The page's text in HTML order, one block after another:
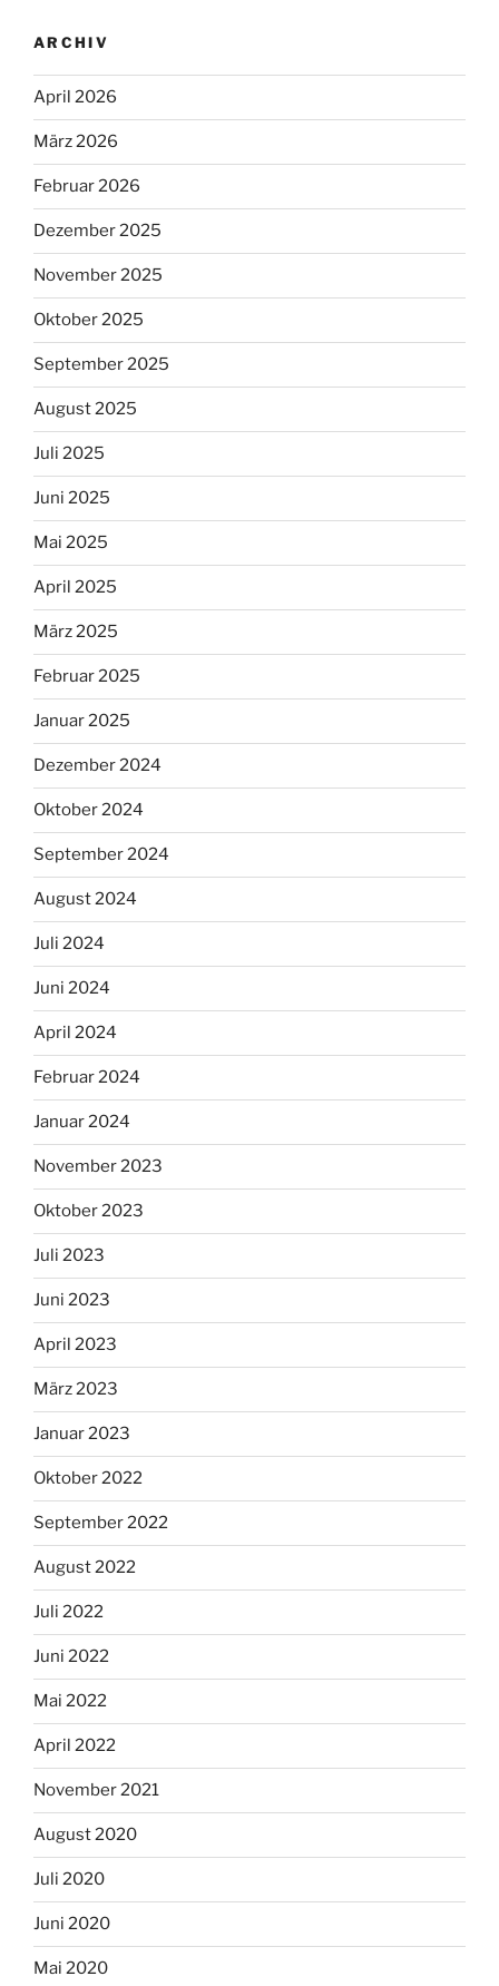
ARCHIV
April 2026
März 2026
Februar 2026
Dezember 2025
November 2025
Oktober 2025
September 2025
August 2025
Juli 2025
Juni 2025
Mai 2025
April 2025
März 2025
Februar 2025
Januar 2025
Dezember 2024
Oktober 2024
September 2024
August 2024
Juli 2024
Juni 2024
April 2024
Februar 2024
Januar 2024
November 2023
Oktober 2023
Juli 2023
Juni 2023
April 2023
März 2023
Januar 2023
Oktober 2022
September 2022
August 2022
Juli 2022
Juni 2022
Mai 2022
April 2022
November 2021
August 2020
Juli 2020
Juni 2020
Mai 2020